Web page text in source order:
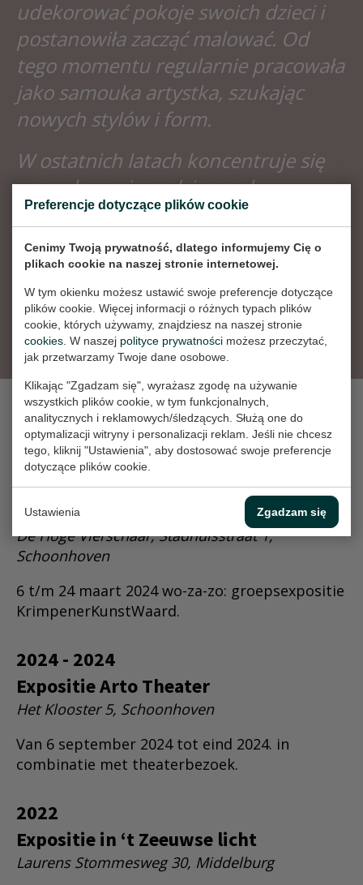
Preferencje dotyczące plików cookie
Cenimy Twoją prywatność, dlatego informujemy Cię o
plikach cookie na naszej stronie internetowej.
W tym okienku możesz ustawić swoje preferencje dotyczące
plików cookie. Więcej informacji o różnych typach plików
cookie, których używamy, znajdziesz na naszej stronie
cookies . W naszej polityce prywatności możesz przeczytać,
jak przetwarzamy Twoje dane osobowe.
Klikając "Zgadzam się", wyrażasz zgodę na używanie
wszystkich plików cookie, w tym funkcjonalnych,
analitycznych i reklamowych/śledzących. Służą one do
optymalizacji witryny i personalizacji reklam. Jeśli nie chcesz
tego, kliknij "Ustawienia", aby dostosować swoje preferencje
dotyczące plików cookie.
Ustawienia Zgadzam się
udekorować pokoje swoich dzieci i
postanowiła zacząć malować. Od
tego momentu regularnie pracowała
jako samouka artystka, szukając
nowych stylów i form.
W ostatnich latach koncentruje się
na malowaniu codziennych
przedmiotów.
Elma mieszka w Holandii i jest
członkiem kolektywu artystycznego
Krimpener Kunstwaard'.
DOŚWIADCZENIE
2024 - 2024
Expositie Nature Matters
De Hoge Vierschaar, Stadhuisstraat 1,
Schoonhoven
6 t/m 24 maart 2024 wo-za-zo: groepsexpositie
KrimpenerKunstWaard.
2024 - 2024
Expositie Arto Theater
Het Klooster 5, Schoonhoven
Van 6 september 2024 tot eind 2024. in
combinatie met theaterbezoek.
2022
Expositie in ‘t Zeeuwse licht
Laurens Stommesweg 30, Middelburg